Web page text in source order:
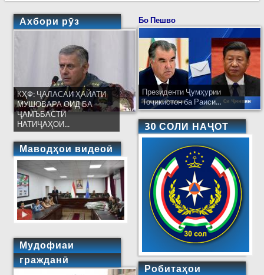
Ахбори рӯз
КҲФ: ҶАЛАСАИ ҲАЙАТИ
МУШОВАРА ОИД БА
ҶАМЪБАСТИ
НАТИҶАҲОИ...
Маводҳои видеоӣ
Мудофиаи
гражданӣ
Бо Пешво
Президенти Ҷумҳурии
Тоҷикистон ба Раиси...
30 СОЛИ НАҶОТ
Робитаҳои